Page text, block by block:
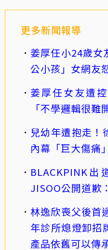
更多新聞報導
姜厚任小24歲女
公小孩」女網友
姜厚任女友遭
「不學邏輯很難
兒幼年遭抱走！
內幕「巨大傷痛」
BLACKPINK出
JISOO公開道歉
林逸欣喪父後首
年診所熄燈卸
產品依舊可以傳